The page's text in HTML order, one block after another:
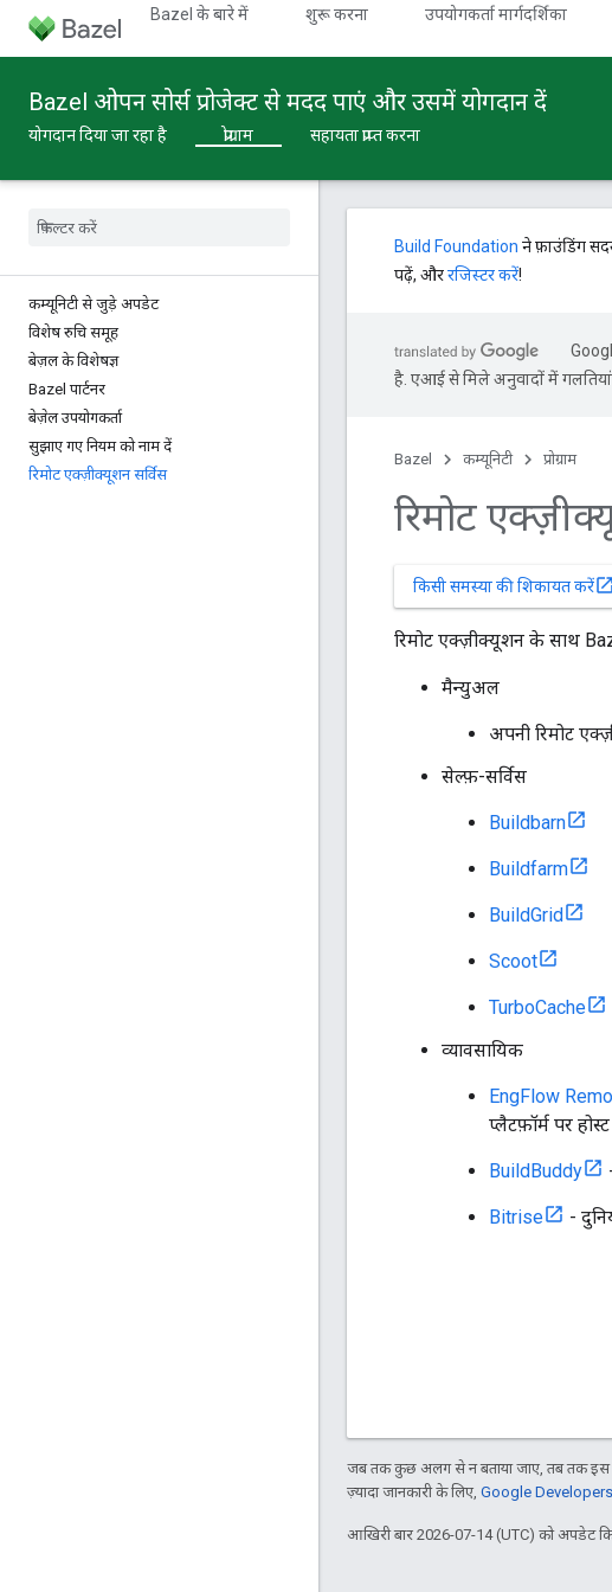
Bazel के बारे में शुरू करना उपयोगकर्ता मार्गदर्शिका
Bazel ओपन सोर्स प्रोजेक्ट से मदद पाएं और उसमें योगदान दें
योगदान दिया जा रहा है प्रोग्राम सहायता प्राप्त करना
कम्यूनिटी से जुड़े अपडेट
विशेष रुचि समूह
बेज़ल के विशेषज्ञ
Bazel पार्टनर
बेज़ेल उपयोगकर्ता
सुझाए गए नियम को नाम दें
रिमोट एक्ज़ीक्यूशन सर्विस
Build Foundation ने फ़ाउंडिंग
पढ़ें, औररजिस्टर करें!
है. एआई से मिले अनुवादों में गलतियां
Bazel कम्यूनिटी प्रोग्राम
रिमोट
किसी समस्या की शिकायत करेंopen_in_new
रिमोट एक्ज़ीक्यूशन के साथ
मैन्युअल
अपनी रिमोट
सेल्फ़-सर्विस
Buildbarn
Buildfarm
BuildGrid
Scoot
TurboCache
व्यावसायिक
EngFlow
प्लैटफ़ॉर्म पर
BuildBuddy
Bitrise -
जब तक कुछ अलग से न बताया जाए, तब तक इस
ज़्यादा जानकारी के लिए, Google Developers
आखिरी बार 2026-07-14 (UTC) को अपडेट